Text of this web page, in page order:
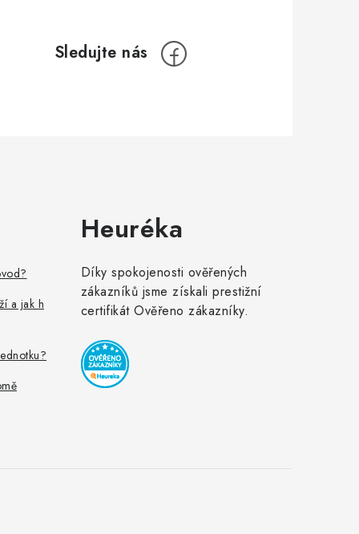
a jak h
Heuréka
Díky spokojenosti ověřených
zákazníků jsme získali prestižní
certifikát Ověřeno zákazníky.